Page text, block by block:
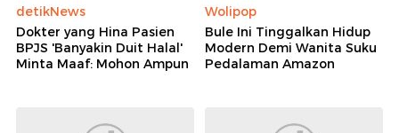
detikNews
Dokter yang Hina Pasien
BPJS 'Banyakin Duit Halal'
Minta Maaf: Mohon Ampun
Wolipop
Bule Ini Tinggalkan Hidup
Modern Demi Wanita Suku
Pedalaman Amazon